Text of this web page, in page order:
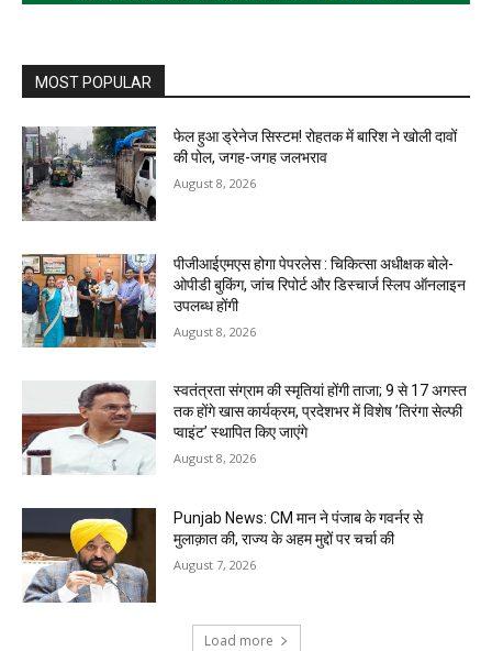
MOST POPULAR
फेल हुआ ड्रेनेज सिस्टम! रोहतक में बारिश ने खोली दावों
की पोल, जगह-जगह जलभराव
August 8, 2026
पीजीआईएमएस होगा पेपरलेस : चिकित्सा अधीक्षक बोले-
ओपीडी बुकिंग, जांच रिपोर्ट और डिस्चार्ज स्लिप ऑनलाइन
उपलब्ध होंगी
August 8, 2026
स्वतंत्रता संग्राम की स्मृतियां होंगी ताजा; 9 से 17 अगस्त
तक होंगे खास कार्यक्रम, प्रदेशभर में विशेष ’तिरंगा सेल्फी
प्वाइंट’ स्थापित किए जाएंगे
August 8, 2026
Punjab News: CM मान ने पंजाब के गवर्नर से
मुलाक़ात की, राज्य के अहम मुद्दों पर चर्चा की
August 7, 2026
Load more